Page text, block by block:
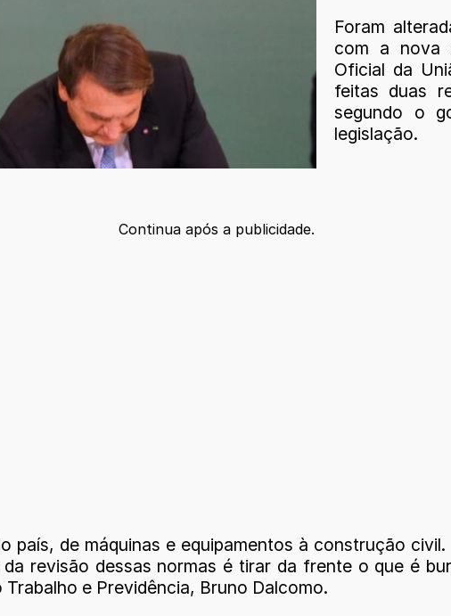
Foram
com a nova
Oficial da
feitas duas
segundo o
legislação.
Continua após a publicidade.
país, de máquinas e equipamentos à construção
revisão dessas normas é tirar da frente o que é
e Previdência, Bruno Dalcomo.